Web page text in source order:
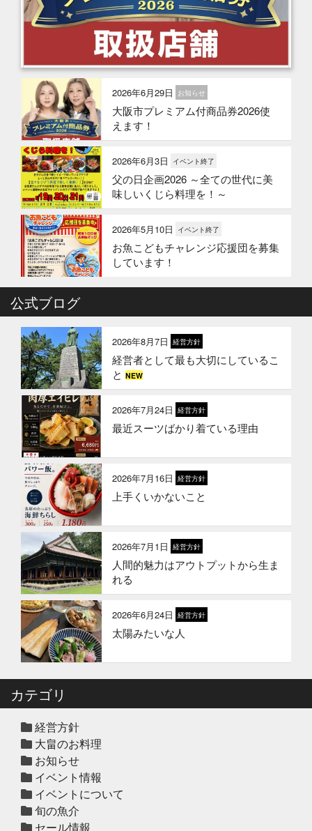
2026年6月29日 お知らせ
大阪市プレミアム付商品券2026使
えます！
2026年6月3日 イベント終了
父の日企画2026 ～全ての世代に美
味しいくじら料理を！～
2026年5月10日 イベント終了
お魚こどもチャレンジ応援団を募集
しています！
お魚こどもチャレンジ第10弾
2026年3月24日 イベント終了
お魚屋さんかぎやの創業祭
2026年3月10日 お知らせ
2026年1月21日 お知らせ
2026年1月1日 お知らせ
2026年 新年のご挨拶
2025年12月12日 セール終了
2025年12月10日 休業のお知らせ
ハタ鍋セット予約受付中2025年
公式ブログ
2026年8月7日 経営方針
経営者として最も大切にしているこ
とNEW
2026年7月24日 経営方針
最近スーツばかり着ている理由
2026年7月16日 経営方針
上手くいかないこと
2026年7月1日 経営方針
人間的魅力はアウトプットから生ま
れる
2026年6月24日 経営方針
太陽みたいな人
カテゴリ
経営方針
大畠のお料理
お知らせ
イベント情報
イベントについて
旬の魚介
セール情報